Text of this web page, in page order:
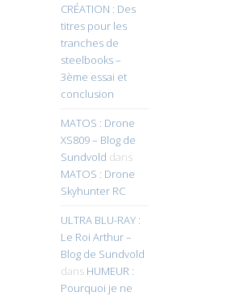
CRÉATION : Des
titres pour les
tranches de
steelbooks –
3ème essai et
conclusion
MATOS : Drone
XS809 – Blog de
Sundvold dans
MATOS : Drone
Skyhunter RC
ULTRA BLU-RAY :
Le Roi Arthur –
Blog de Sundvold
dans HUMEUR :
Pourquoi je ne